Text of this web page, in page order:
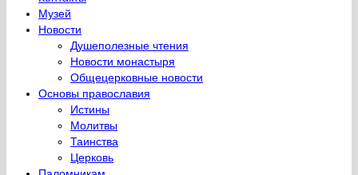
Музей
Новости
Душеполезные чтения
Новости монастыря
Общецерковные новости
Основы православия
Истины
Молитвы
Таинства
Церковь